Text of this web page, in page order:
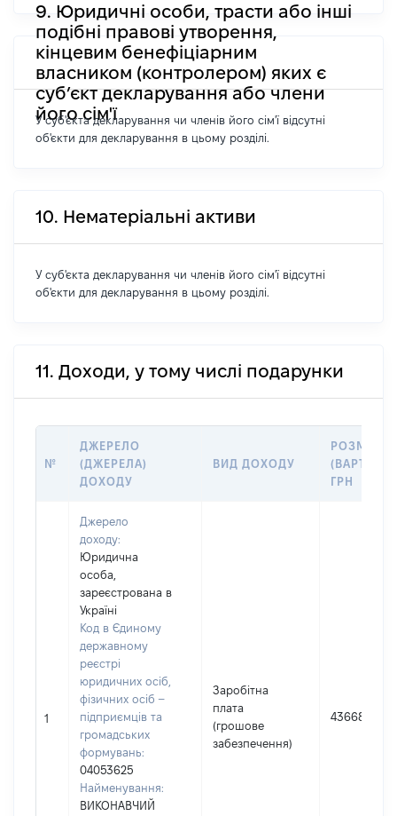
9. Юридичні особи, трасти або інші
подібні правові утворення,
кінцевим бенефіціарним
власником (контролером) яких є
суб’єкт декларування або члени
його сім'ї
У суб'єкта декларування чи членів його сім'ї відсутні
об'єкти для декларування в цьому розділі.
10. Нематеріальні активи
У суб'єкта декларування чи членів його сім'ї відсутні
об'єкти для декларування в цьому розділі.
11. Доходи, у тому числі подарунки
№
ДЖЕРЕЛО
(ДЖЕРЕЛА)
ДОХОДУ
ВИД ДОХОДУ
РОЗМІР
ГРН
1
Джерело
доходу:
Юридична
особа,
зареєстрована в
Україні
Код в Єдиному
державному
реєстрі
юридичних осіб,
фізичних осіб –
підприємців та
громадських
формувань:
04053625
Найменування:
ВИКОНАВЧИЙ
Заробітна
плата
(грошове
забезпечення)
436683